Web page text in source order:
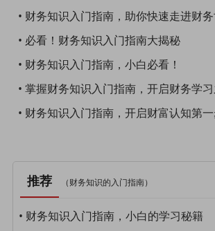
• 财务知识入门指南，助你快速走进财
• 必看！财务知识入门指南大揭秘
• 财务知识入门指南，小白必看！
• 掌握财务知识入门指南，开启财务学
• 财务知识入门指南，开启财富认知第
推荐 （财务知识的入门指南）
• 财务知识入门指南，小白的学习秘籍